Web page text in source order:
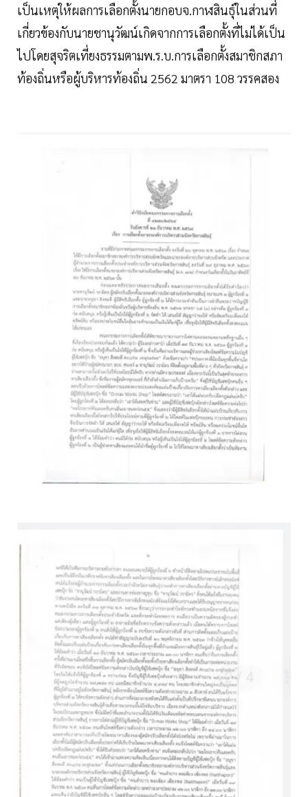
เป็นเหตุให้ผลการเลือกตั้งนายกอบจ.กาฬสินธุ์ในส่วนที่
เกี่ยวข้องกับนายชานุวัฒน์เกิดจากการเลือกตั้งที่ไม่ได้เป็น
ไปโดยสุจริตเที่ยงธรรมตามพ.ร.บ.การเลือกตั้งสมาชิกสภา
ท้องถิ่นหรือผู้บริหารท้องถิ่น 2562 มาตรา 108 วรรคสอง